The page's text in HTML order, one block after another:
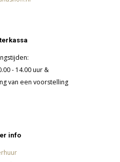
- 14.00 uur &
van een voorstelling
info